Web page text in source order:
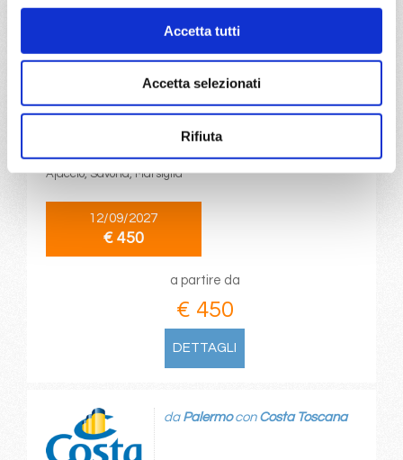
Accetta tutti
Accetta selezionati
Rifiuta
Mediterraneo9 giorni
daTarragonaconCosta Serena
Ajaccio, Savona, Marsiglia
12/09/2027
€ 450
a partire da
€ 450
DETTAGLI
da Palermocon Costa Toscana